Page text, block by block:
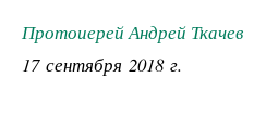
Протоиерей Андрей Ткачев
17 сентября 2018 г.